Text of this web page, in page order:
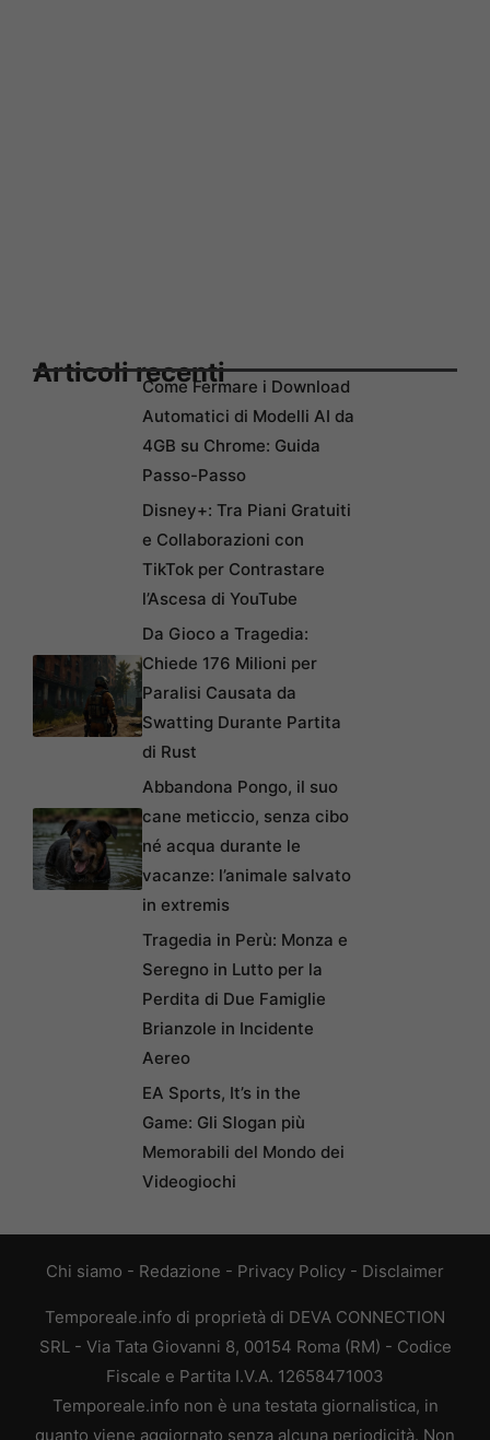
Articoli recentiCome Fermare i Download
Automatici di Modelli AI da
4GB su Chrome: Guida
Passo-Passo
Disney+: Tra Piani Gratuiti
e Collaborazioni con
TikTok per Contrastare
l’Ascesa di YouTube
Da Gioco a Tragedia:
Chiede 176 Milioni per
Paralisi Causata da
Swatting Durante Partita
di Rust
Abbandona Pongo, il suo
cane meticcio, senza cibo
né acqua durante le
vacanze: l’animale salvato
in extremis
Tragedia in Perù: Monza e
Seregno in Lutto per la
Perdita di Due Famiglie
Brianzole in Incidente
Aereo
EA Sports, It’s in the
Game: Gli Slogan più
Memorabili del Mondo dei
Videogiochi
Chi siamo - Redazione - Privacy Policy - Disclaimer
Temporeale.info di proprietà di DEVA CONNECTION
SRL - Via Tata Giovanni 8, 00154 Roma (RM) - Codice
Fiscale e Partita I.V.A. 12658471003
Temporeale.info non è una testata giornalistica, in
quanto viene aggiornato senza alcuna periodicità. Non